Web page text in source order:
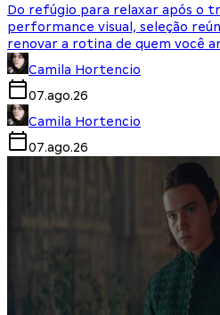
Do refúgio para relaxar após o
performance visual, seleção
renovar a rotina de quem você
Camila Hortencio
07.ago.26
Camila Hortencio
07.ago.26